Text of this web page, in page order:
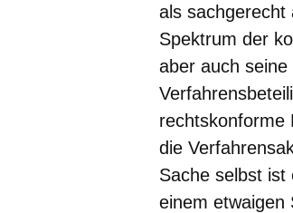
als sachgerecht
Spektrum der
aber auch
rechtskonforme
die
Sache selbst ist
einem etwaigen